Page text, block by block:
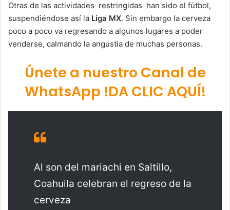
Otras de las actividades restringidas han sido el fútbol,
suspendiéndose así la Liga MX. Sin embargo la cerveza
poco a poco va regresando a algunos lugares a poder
venderse, calmando la angustia de muchas personas.
Únete a nuestro Canal de
WhatsApp !DA CLIC AQUÍ!
Al son del mariachi en Saltillo,
Coahuila celebran el regreso de la
cerveza